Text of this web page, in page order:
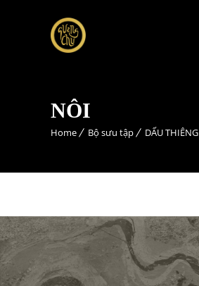
NÔI
Home Bộ sưu tập DẤU THIÊNG